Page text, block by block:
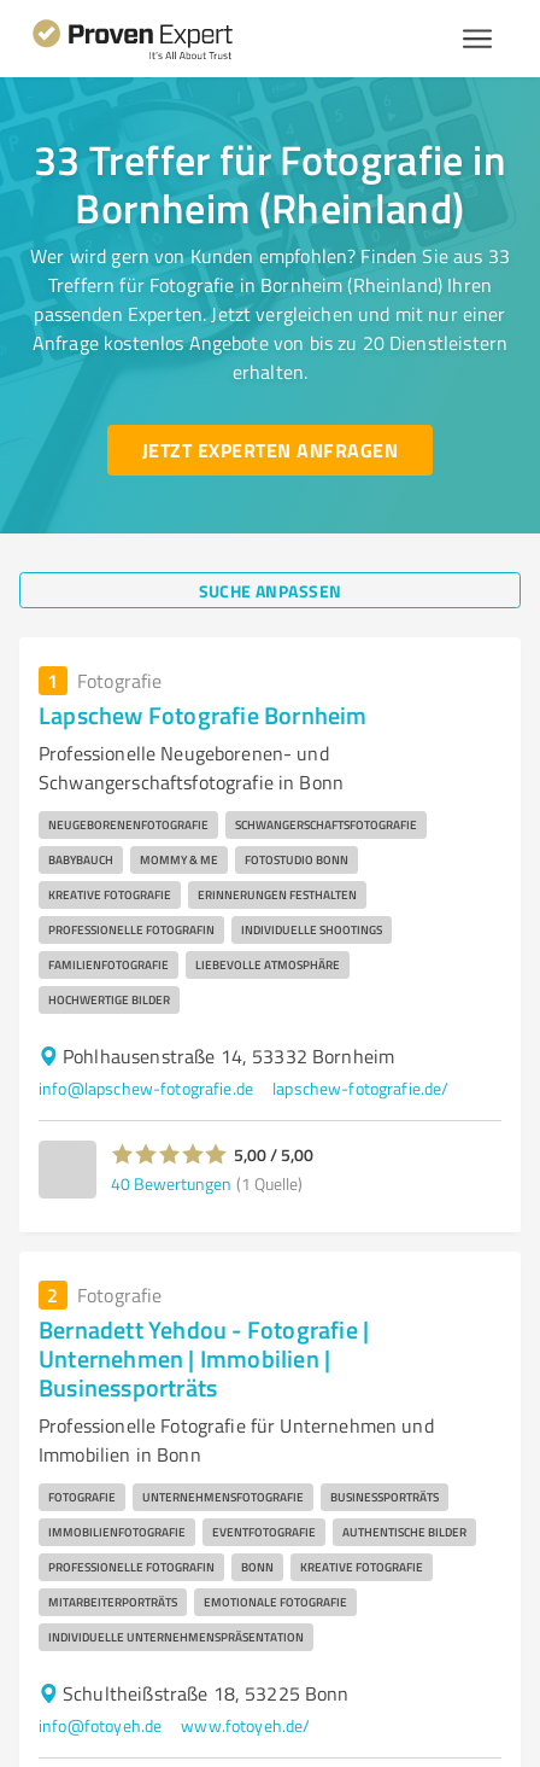
33 Treffer für Fotografie in
Bornheim (Rheinland)
Wer wird gern von Kunden empfohlen? Finden Sie aus 33
Treffern für Fotografie in Bornheim (Rheinland) Ihren
passenden Experten. Jetzt vergleichen und mit nur einer
Anfrage kostenlos Angebote von bis zu 20 Dienstleistern
erhalten.
JETZT EXPERTEN ANFRAGEN
SUCHE ANPASSEN
1 Fotografie
Lapschew Fotografie Bornheim
Professionelle Neugeborenen- und
Schwangerschaftsfotografie in Bonn
NEUGEBORENENFOTOGRAFIE SCHWANGERSCHAFTSFOTOGRAFIE
BABYBAUCH MOMMY & ME FOTOSTUDIO BONN
KREATIVE FOTOGRAFIE ERINNERUNGEN FESTHALTEN
PROFESSIONELLE FOTOGRAFIN INDIVIDUELLE SHOOTINGS
FAMILIENFOTOGRAFIE LIEBEVOLLE ATMOSPHÄRE
HOCHWERTIGE BILDER
Pohlhausenstraße 14, 53332 Bornheim
info@lapschew-fotografie.de lapschew-fotografie.de/
5,00 / 5,00
40 Bewertungen (1 Quelle)
2 Fotografie
Bernadett Yehdou - Fotografie |
Unternehmen | Immobilien |
Businessporträts
Professionelle Fotografie für Unternehmen und
Immobilien in Bonn
FOTOGRAFIE UNTERNEHMENSFOTOGRAFIE BUSINESSPORTRÄTS
IMMOBILIENFOTOGRAFIE EVENTFOTOGRAFIE AUTHENTISCHE BILDER
PROFESSIONELLE FOTOGRAFIN BONN KREATIVE FOTOGRAFIE
MITARBEITERPORTRÄTS EMOTIONALE FOTOGRAFIE
INDIVIDUELLE UNTERNEHMENSPRÄSENTATION
Schultheißstraße 18, 53225 Bonn
info@fotoyeh.de www.fotoyeh.de/